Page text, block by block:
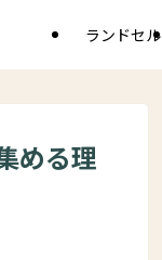
ランドセル
める理